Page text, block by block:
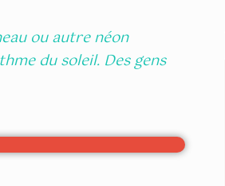
ou autre néon
du soleil. Des gens